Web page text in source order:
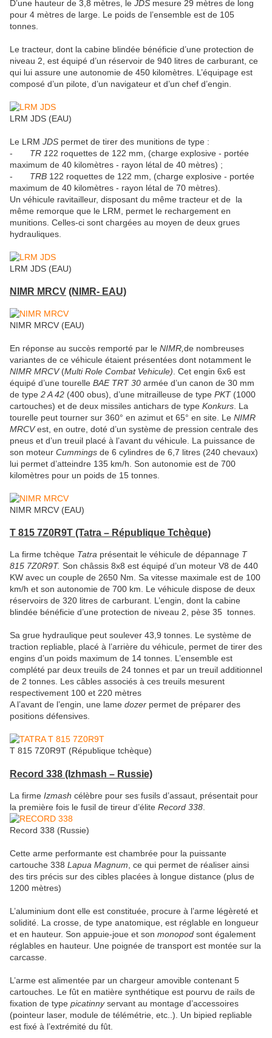
D’une hauteur de 3,8 mètres, le JDS mesure 29 mètres de long
pour 4 mètres de large. Le poids de l’ensemble est de 105
tonnes.
Le tracteur, dont la cabine blindée bénéficie d’une protection de
niveau 2, est équipé d’un réservoir de 940 litres de carburant, ce
qui lui assure une autonomie de 450 kilomètres. L’équipage est
composé d’un pilote, d’un navigateur et d’un chef d’engin.
LRM JDS (EAU)
Le LRM JDS permet de tirer des munitions de type :
- TR 122 roquettes de 122 mm, (charge explosive - portée
maximum de 40 kilomètres - rayon létal de 40 mètres) ;
- TRB 122 roquettes de 122 mm, (charge explosive - portée
maximum de 40 kilomètres - rayon létal de 70 mètres).
Un véhicule ravitailleur, disposant du même tracteur et de la
même remorque que le LRM, permet le rechargement en
munitions. Celles-ci sont chargées au moyen de deux grues
hydrauliques.
LRM JDS (EAU)
NIMR MRCV (NIMR- EAU)
NIMR MRCV (EAU)
En réponse au succès remporté par le NIMR, de nombreuses
variantes de ce véhicule étaient présentées dont notamment le
NIMR MRCV(Multi Role Combat Vehicule) . Cet engin 6x6 est
équipé d’une tourelle BAE TRT 30 armée d’un canon de 30 mm
de type 2 A 42 (400 obus), d’une mitrailleuse de type PKT(1000
cartouches) et de deux missiles antichars de type Konkurs . La
tourelle peut tourner sur 360° en azimut et 65° en site. Le NIMR
MRCVest, en outre, doté d’un système de pression centrale des
pneus et d’un treuil placé à l’avant du véhicule. La puissance de
son moteur Cummings de 6 cylindres de 6,7 litres (240 chevaux)
lui permet d’atteindre 135 km/h. Son autonomie est de 700
kilomètres pour un poids de 15 tonnes.
NIMR MRCV (EAU)
T 815 7Z0R9T (Tatra – République Tchèque)
La firme tchèque Tatra présentait le véhicule de dépannage T
815 7Z0R9T. Son châssis 8x8 est équipé d’un moteur V8 de 440
KW avec un couple de 2650 Nm. Sa vitesse maximale est de 100
km/h et son autonomie de 700 km. Le véhicule dispose de deux
réservoirs de 320 litres de carburant. L’engin, dont la cabine
blindée bénéficie d’une protection de niveau 2, pèse 35 tonnes.
Sa grue hydraulique peut soulever 43,9 tonnes. Le système de
traction repliable, placé à l’arrière du véhicule, permet de tirer des
engins d’un poids maximum de 14 tonnes. L’ensemble est
complété par deux treuils de 24 tonnes et par un treuil additionnel
de 2 tonnes. Les câbles associés à ces treuils mesurent
respectivement 100 et 220 mètres
A l’avant de l’engin, une lame dozer permet de préparer des
positions défensives.
T 815 7Z0R9T (République tchèque)
Record 338 (Izhmash – Russie)
La firme Izmash célèbre pour ses fusils d’assaut, présentait pour
la première fois le fusil de tireur d’élite Record 338
Record 338 (Russie)
Cette arme performante est chambrée pour la puissante
cartouche 338 Lapua Magnum , ce qui permet de réaliser ainsi
des tirs précis sur des cibles placées à longue distance (plus de
1200 mètres)
L’aluminium dont elle est constituée, procure à l’arme légèreté et
solidité. La crosse, de type anatomique, est réglable en longueur
et en hauteur. Son appuie-joue et son monopod sont également
réglables en hauteur. Une poignée de transport est montée sur la
carcasse.
L’arme est alimentée par un chargeur amovible contenant 5
cartouches. Le fût en matière synthétique est pourvu de rails de
fixation de type picatinnyservant au montage d’accessoires
(pointeur laser, module de télémétrie, etc..). Un bipied repliable
est fixé à l’extrémité du fût.